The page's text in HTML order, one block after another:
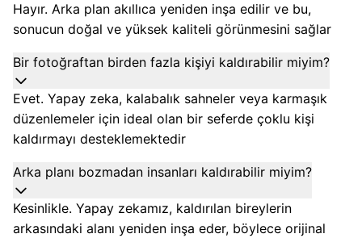
Hayır. Arka plan akıllıca yeniden inşa edilir ve bu,
sonucun doğal ve yüksek kaliteli görünmesini sağlar
Bir fotoğraftan birden fazla kişiyi kaldırabilir miyim?
Evet. Yapay zeka, kalabalık sahneler veya karmaşık
düzenlemeler için ideal olan bir seferde çoklu kişi
kaldırmayı desteklemektedir
Arka planı bozmadan insanları kaldırabilir miyim?
Kesinlikle. Yapay zekamız, kaldırılan bireylerin
arkasındaki alanı yeniden inşa eder, böylece orijinal